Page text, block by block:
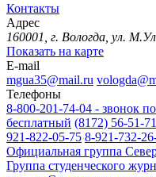
Контакты
Адрес
160001, г. Вологда, ул.
Показать на карте
E-mail
mgua35@mail.ru
Телефоны
8-800-201-74-04 - звонок
бесплатный (8172) 56-51-71
921-822-05-75 8-921-732-
Официальная группа
Группа студенческого